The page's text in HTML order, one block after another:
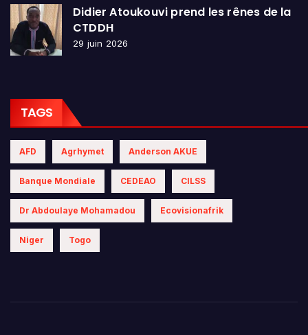
Didier Atoukouvi prend les rênes de la
CTDDH
29 juin 2026
TAGS
AFD Agrhymet Anderson AKUE
Banque Mondiale CEDEAO CILSS
Dr Abdoulaye Mohamadou Ecovisionafrik
Niger Togo